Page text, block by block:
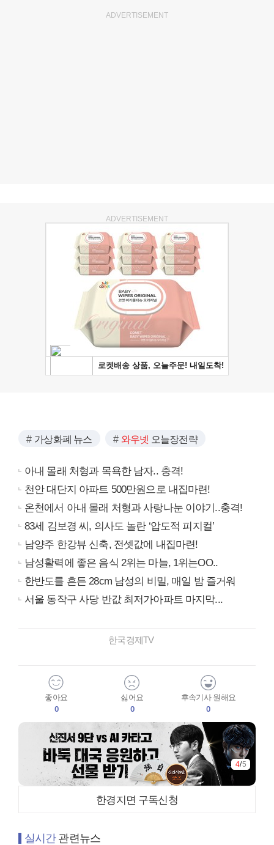
ADVERTISEMENT
ADVERTISEMENT
가상화폐 뉴스 와우넷 오늘장전략
아내 몰래 처형과 목욕한 남자.. 충격!
천안 대단지 아파트 500만원으로 내집마련!
온천에서 아내 몰래 처형과 사랑나눈 이야기..충격!
83세 김보경 씨, 의사도 놀란 ‘압도적 피지컬’
남양주 한강뷰 신축, 전셋값에 내집마련!
남성활력에 좋은 음식 2위는 마늘, 1위는OO..
한반도를 흔든 28cm 남성의 비밀, 매일 밤 즐거워
서울 동작구 사당 반값 최저가아파트 마지막...
한국경제TV
좋아요
0
싫어요
0
후속기사 원해요
0
4/5
한경지면 구독신청
실시간관련뉴스